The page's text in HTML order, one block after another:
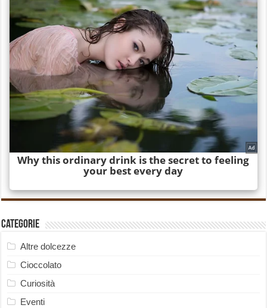
Categorie
Altre dolcezze
Cioccolato
Curiosità
Eventi